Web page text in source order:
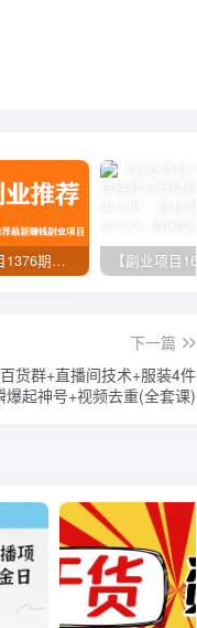
【副业项目1376期】龟课最新闲鱼项目玩法实战教程_全新升级月收益几千到几万
下一篇
货群+直播间技术+服装4件
爆起神号+视频去重(全套课)